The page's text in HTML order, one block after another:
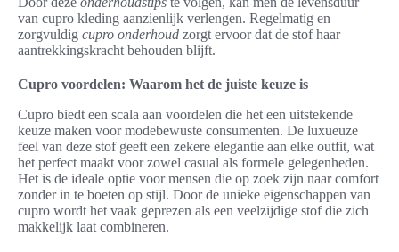
van cupro kleding aanzienlijk verlengen. Regelmatig en
zorgvuldig cupro onderhoud zorgt ervoor dat de stof haar
aantrekkingskracht behouden blijft.
Cupro voordelen: Waarom het de juiste keuze is
Cupro biedt een scala aan voordelen die het een uitstekende
keuze maken voor modebewuste consumenten. De luxueuze
feel van deze stof geeft een zekere elegantie aan elke outfit, wat
het perfect maakt voor zowel casual als formele gelegenheden.
Het is de ideale optie voor mensen die op zoek zijn naar comfort
zonder in te boeten op stijl. Door de unieke eigenschappen van
cupro wordt het vaak geprezen als een veelzijdige stof die zich
makkelijk laat combineren.